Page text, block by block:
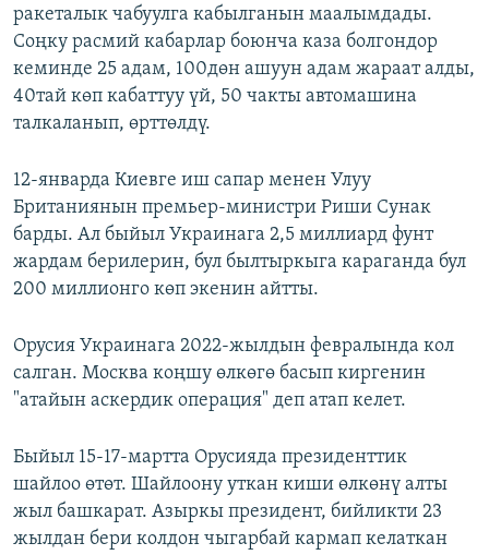
ракеталык чабуулга кабылганын маалымдады.
Соңку расмий кабарлар боюнча каза болгондор
кеминде 25 адам, 100дөн ашуун адам жараат алды,
40тай көп кабаттуу үй, 50 чакты автомашина
талкаланып, өрттөлдү.
12-январда Киевге иш сапар менен Улуу
Британиянын премьер-министри Риши Сунак
барды. Ал быйыл Украинага 2,5 миллиард фунт
жардам берилерин, бул былтыркыга караганда бул
200 миллионго көп экенин айтты.
Орусия Украинага 2022-жылдын февралында кол
салган. Москва коңшу өлкөгө басып киргенин
"атайын аскердик операция" деп атап келет.
Быйыл 15-17-мартта Орусияда президенттик
шайлоо өтөт. Шайлоону уткан киши өлкөнү алты
жыл башкарат. Азыркы президент, бийликти 23
жылдан бери колдон чыгарбай кармап келаткан